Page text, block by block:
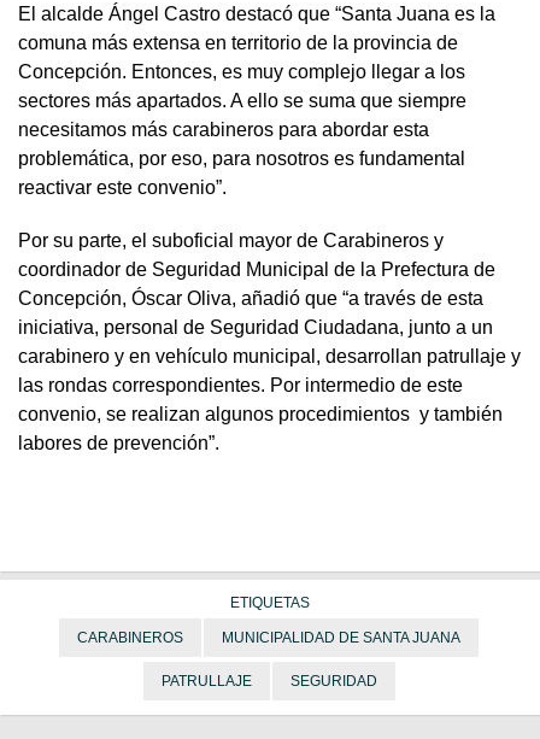
El alcalde Ángel Castro destacó que “Santa Juana es la
comuna más extensa en territorio de la provincia de
Concepción. Entonces, es muy complejo llegar a los
sectores más apartados. A ello se suma que siempre
necesitamos más carabineros para abordar esta
problemática, por eso, para nosotros es fundamental
reactivar este convenio”.
Por su parte, el suboficial mayor de Carabineros y
coordinador de Seguridad Municipal de la Prefectura de
Concepción, Óscar Oliva, añadió que “a través de esta
iniciativa, personal de Seguridad Ciudadana, junto a un
carabinero y en vehículo municipal, desarrollan patrullaje y
las rondas correspondientes. Por intermedio de este
convenio, se realizan algunos procedimientos y también
labores de prevención”.
ETIQUETAS
CARABINEROS MUNICIPALIDAD DE SANTA JUANA
PATRULLAJE SEGURIDAD